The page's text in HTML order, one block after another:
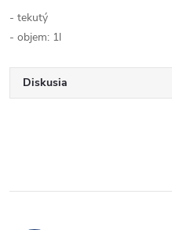
- tekutý
- objem: 1l
Diskusia